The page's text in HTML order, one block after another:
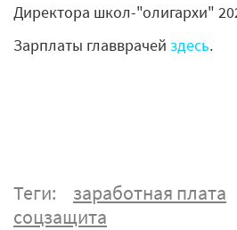
Директора школ-"олигархи"
Зарплаты главврачей здесь.
Теги: заработная плата
соцзащита